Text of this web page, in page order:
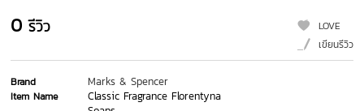
0 รีวิว
LOVE
เขียนรีวิว
Brand Marks & Spencer
Item Name
Classic Fragrance Florentyna